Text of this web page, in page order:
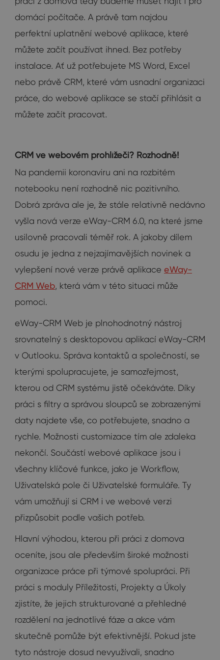
domácí počítače. A právě tam najdou
perfektní uplatnění webové aplikace, které
můžete začít používat ihned. Bez potřeby
instalace. Ať už potřebujete MS Word, Excel
nebo právě CRM, které vám usnadní organizaci
práce, do webové aplikace se stačí přihlásit a
můžete začít pracovat.
CRM ve webovém prohlížeči? Rozhodně!
Na pandemii koronaviru ani na rozbitém
notebooku není rozhodně nic pozitivního.
Dobrá zpráva ale je, že stále relativně nedávno
vyšla nová verze eWay-CRM 6.0, na které jsme
usilovně pracovali téměř rok. A jakoby dílem
osudu je jedna z nejzajímavějších novinek a
vylepšení nové verze právě aplikace eWay-
CRM Web, která vám v této situaci může
pomoci.
eWay-CRM Web je plnohodnotný nástroj
srovnatelný s desktopovou aplikací eWay-CRM
v Outlooku. Správa kontaktů a společností, se
kterými spolupracujete, je samozřejmost,
kterou od CRM systému jistě očekáváte. Díky
práci s filtry a správou sloupců se zobrazenými
daty najdete vše, co potřebujete, snadno a
rychle. Možnosti customizace tím ale zdaleka
nekončí. Součástí webové aplikace jsou i
všechny klíčové funkce, jako je Workflow,
Uživatelská pole či Uživatelské formuláře. Ty
vám umožňují si CRM i ve webové verzi
přizpůsobit podle vašich potřeb.
Hlavní výhodou, kterou při práci z domova
oceníte, jsou ale především široké možnosti
organizace práce při týmové spolupráci. Při
práci s moduly Příležitosti, Projekty a Úkoly
zjistíte, že jejich strukturované a přehledné
rozdělení na jednotlivé fáze a akce vám
skutečně pomůže být efektivnější. Pokud jste
tyto nástroje dosud nevyužívali, snadno